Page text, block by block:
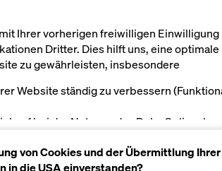
Ihrer vorherigen freiwilligen Einwilligung
Dritter. Dies hilft uns, eine optimale
zu gewährleisten, insbesondere
Website ständig zu verbessern
bei der Nutzung des Doka
als User auf bestimmten Plattformen zu
von Cookies und der Übermittlung Ihrer
in die USA einverstanden?